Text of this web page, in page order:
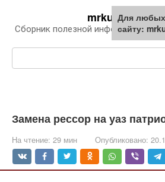
контенту
mrkuzov.ru
Сборник полезной информации про
Замена рессор на уаз
На чтение: 29 мин Опубликовано:
Для
сайту:
Для
сайту: